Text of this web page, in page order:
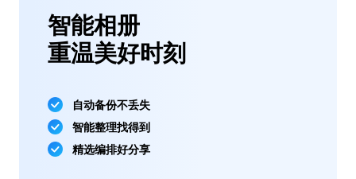
智能相册
重温美好时刻
自动备份不丢失
智能整理找得到
精选编排好分享